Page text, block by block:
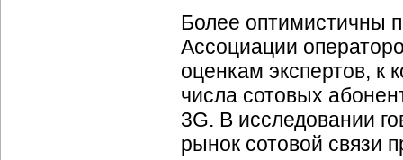
Более оптимистичны
Ассоциации
оценкам экспертов, к
числа сотовых
3G. В исследовании
рынок сотовой связи